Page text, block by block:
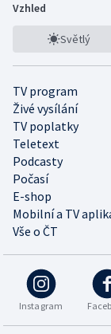
Vzhled
Světlý
TV program
Živé vysílání
TV poplatky
Teletext
Podcasty
Počasí
E-shop
Mobilní a TV
Vše o ČT
Instagram